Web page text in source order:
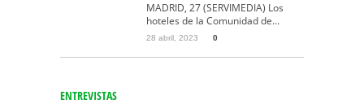
MADRID, 27 (SERVIMEDIA) Los
hoteles de la Comunidad de...
28 abril, 2023 0
ENTREVISTAS